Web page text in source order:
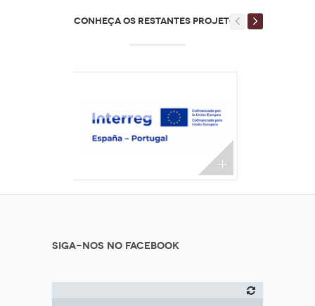
CONHEÇA OS RESTANTES PROJETOS
Siga-nos no Facebook